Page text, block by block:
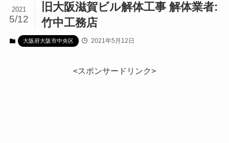
旧大阪滋賀ビル解体工事 解体業者:
竹中工務店
2021
5/12
大阪府大阪市中央区 2021年5月12日
<スポンサードリンク>